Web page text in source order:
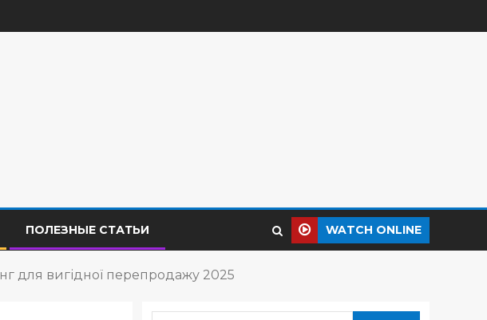
ПОЛЕЗНЫЕ СТАТЬИ WATCH ONLINE
для вигідної перепродажу 2025